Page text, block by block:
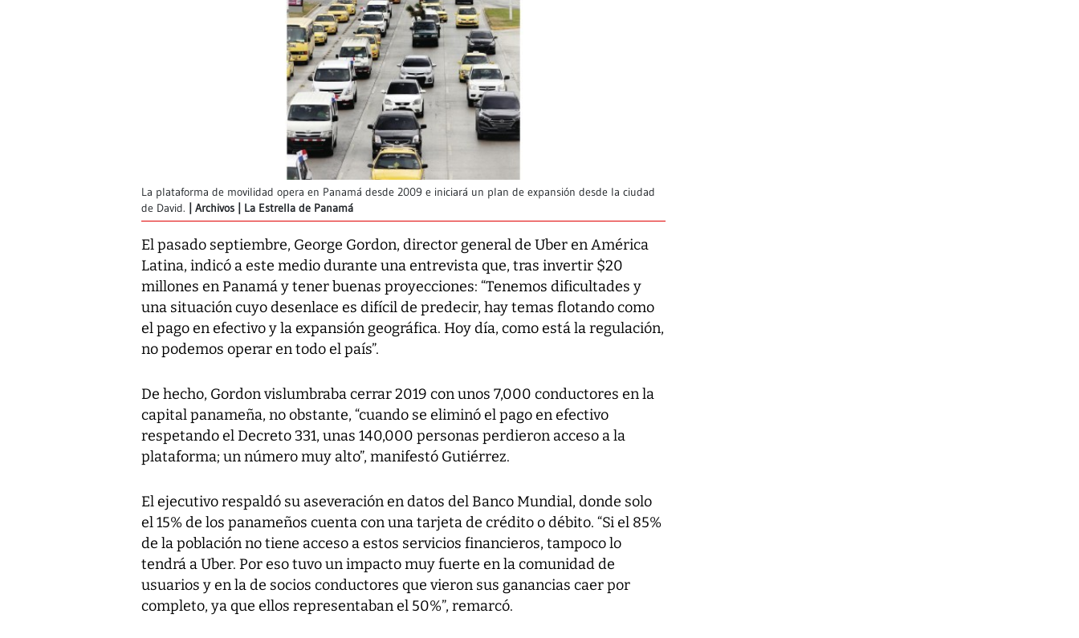
La plataforma de movilidad opera en Panamá desde 2009 e iniciará un plan de expansión desde la ciudad
de David.
Archivos | La Estrella de Panamá
El pasado septiembre, George Gordon, director general de Uber en América
Latina, indicó a este medio durante una entrevista que, tras invertir $20
millones en Panamá y tener buenas proyecciones: “Tenemos dificultades y
una situación cuyo desenlace es difícil de predecir, hay temas flotando como
el pago en efectivo y la expansión geográfica. Hoy día, como está la regulación,
no podemos operar en todo el país”.
De hecho, Gordon vislumbraba cerrar 2019 con unos 7,000 conductores en la
capital panameña, no obstante, “cuando se eliminó el pago en efectivo
respetando el Decreto 331, unas 140,000 personas perdieron acceso a la
plataforma; un número muy alto”, manifestó Gutiérrez.
El ejecutivo respaldó su aseveración en datos del Banco Mundial, donde solo
el 15% de los panameños cuenta con una tarjeta de crédito o débito. “Si el 85%
de la población no tiene acceso a estos servicios financieros, tampoco lo
tendrá a Uber. Por eso tuvo un impacto muy fuerte en la comunidad de
usuarios y en la de socios conductores que vieron sus ganancias caer por
completo, ya que ellos representaban el 50%”, remarcó.